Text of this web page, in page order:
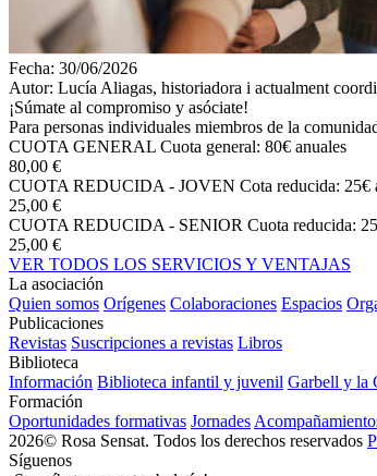
Fecha: 30/06/2026
Autor: Lucía Aliagas, historiadora i actualment
¡Súmate al compromiso y asóciate!
Para personas individuales miembros de la
CUOTA GENERAL Cuota general: 80€ anuales
80,00 €
CUOTA REDUCIDA - JOVEN Cota reducida: 25€
25,00 €
CUOTA REDUCIDA - SENIOR Cuota reducida:
25,00 €
VER TODOS LOS SERVICIOS Y VENTAJAS
La asociación
Quien somos Orígenes Colaboraciones Espacios
Publicaciones
Revistas Suscripciones a revistas Libros
Biblioteca
Información Biblioteca infantil y juvenil Garbell y la
Formación
Oportunidades formativas Jornades
2026© Rosa Sensat. Todos los derechos reservados
Síguenos